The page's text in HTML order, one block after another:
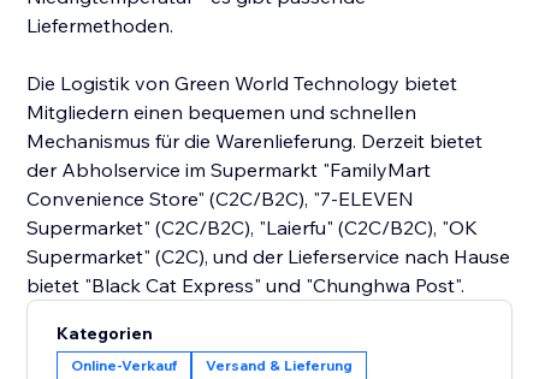
Liefermethoden.
Die Logistik von Green World Technology bietet
Mitgliedern einen bequemen und schnellen
Mechanismus für die Warenlieferung. Derzeit bietet
der Abholservice im Supermarkt "FamilyMart
Convenience Store" (C2C/B2C), "7-ELEVEN
Supermarket" (C2C/B2C), "Laierfu" (C2C/B2C), "OK
Supermarket" (C2C), und der Lieferservice nach Hause
bietet "Black Cat Express" und "Chunghwa Post".
Kategorien
Online-Verkauf Versand & Lieferung